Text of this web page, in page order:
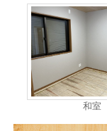
和室